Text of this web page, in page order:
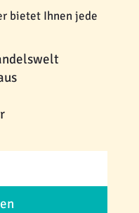
bietet Ihnen jede